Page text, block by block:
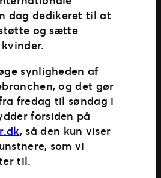
dag dedikeret til at
og sætte
synligheden af
og det gør
fredag til søndag i
forsiden på
, så den kun viser
som vi
til.